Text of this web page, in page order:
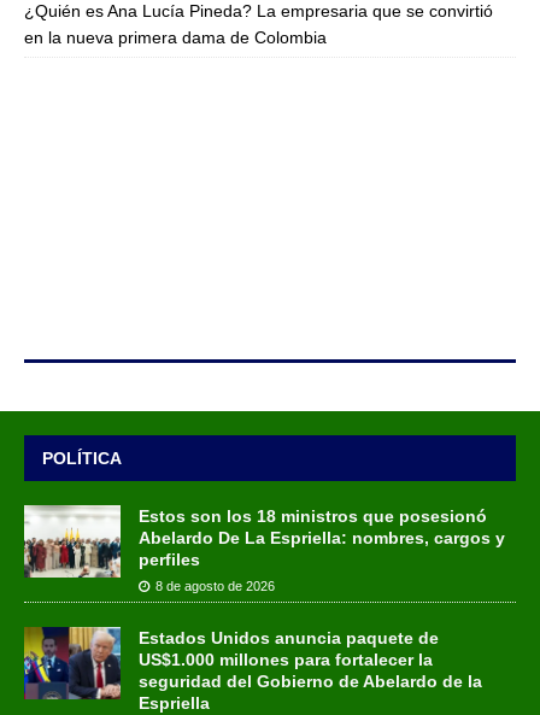
¿Quién es Ana Lucía Pineda? La empresaria que se convirtió
en la nueva primera dama de Colombia
POLÍTICA
Estos son los 18 ministros que posesionó
Abelardo De La Espriella: nombres, cargos y
perfiles
8 de agosto de 2026
Estados Unidos anuncia paquete de
US$1.000 millones para fortalecer la
seguridad del Gobierno de Abelardo de la
Espriella